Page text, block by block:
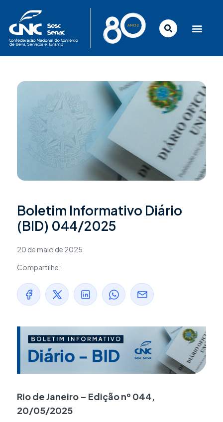
conteúdo
Boletim Informativo Diário
(BID) 044/2025
20 de maio de 2025
Compartilhe:
Rio de Janeiro – Edição nº 044,
20/05/2025